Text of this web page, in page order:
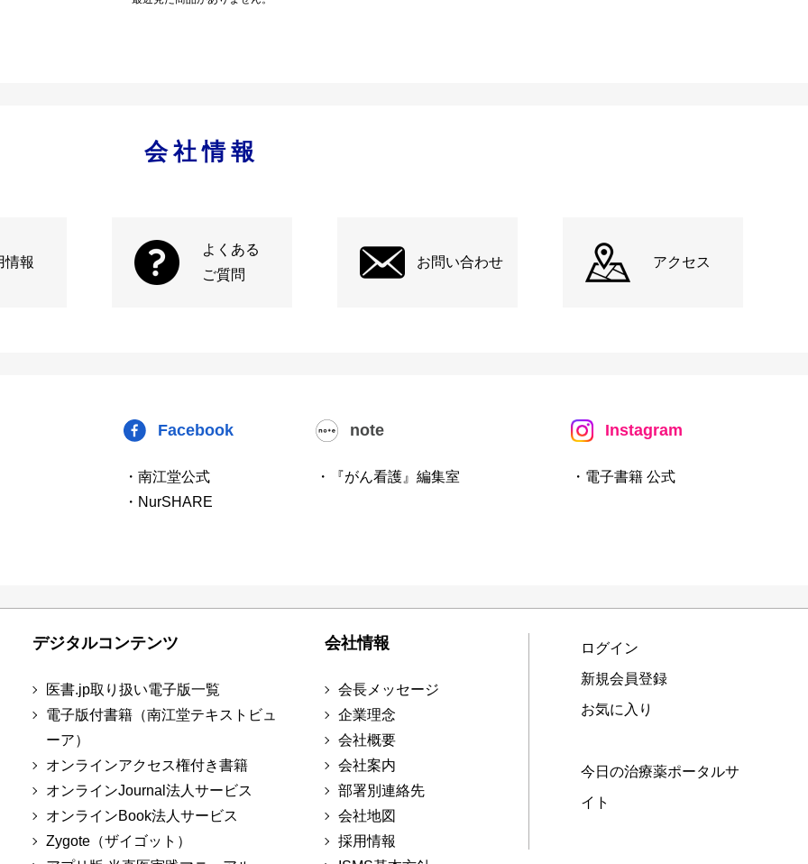
会社情報
情報
よくある
ご質問
お問い合わせ アクセス
Facebook
・南江堂公式
・NurSHARE
note
・『がん看護』編集室
Instagram
・電子書籍 公式
デジタルコンテンツ
医書.jp取り扱い電子版一覧
電子版付書籍（南江堂テキストビュ
ーア）
オンラインアクセス権付き書籍
オンラインJournal法人サービス
オンラインBook法人サービス
Zygote（ザイゴット）
会社情報
会長メッセージ
企業理念
会社概要
会社案内
部署別連絡先
会社地図
採用情報
ログイン
新規会員登録
お気に入り
今日の治療薬ポータルサ
イト